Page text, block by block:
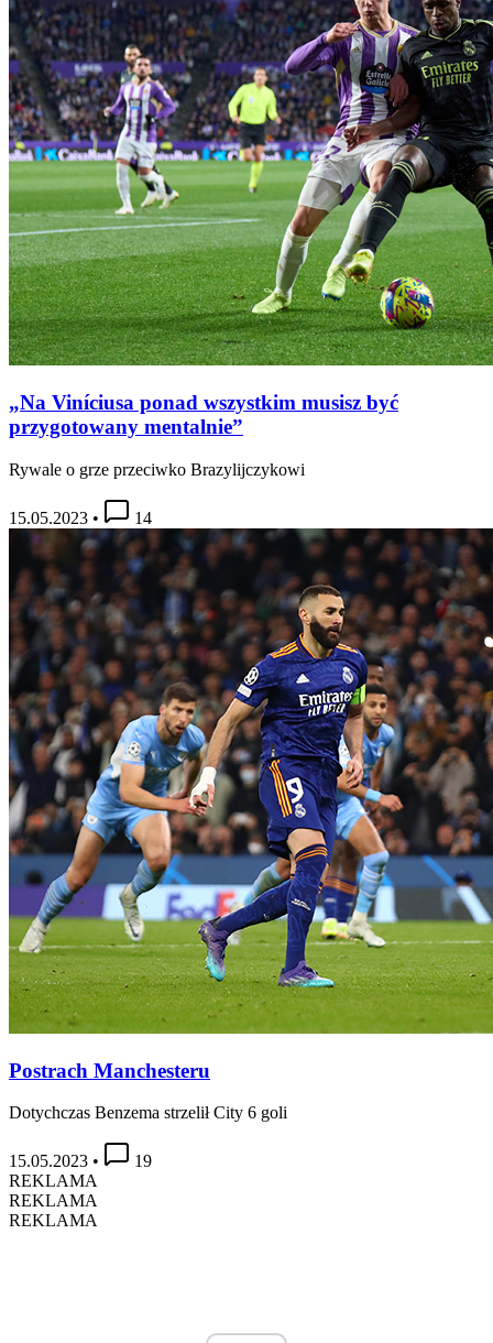
„Na Viníciusa ponad wszystkim musisz być
przygotowany mentalnie”
Rywale o grze przeciwko Brazylijczykowi
15.05.2023 • 14
Postrach Manchesteru
Dotychczas Benzema strzelił City 6 goli
15.05.2023 •
19
REKLAMA
REKLAMA
REKLAMA